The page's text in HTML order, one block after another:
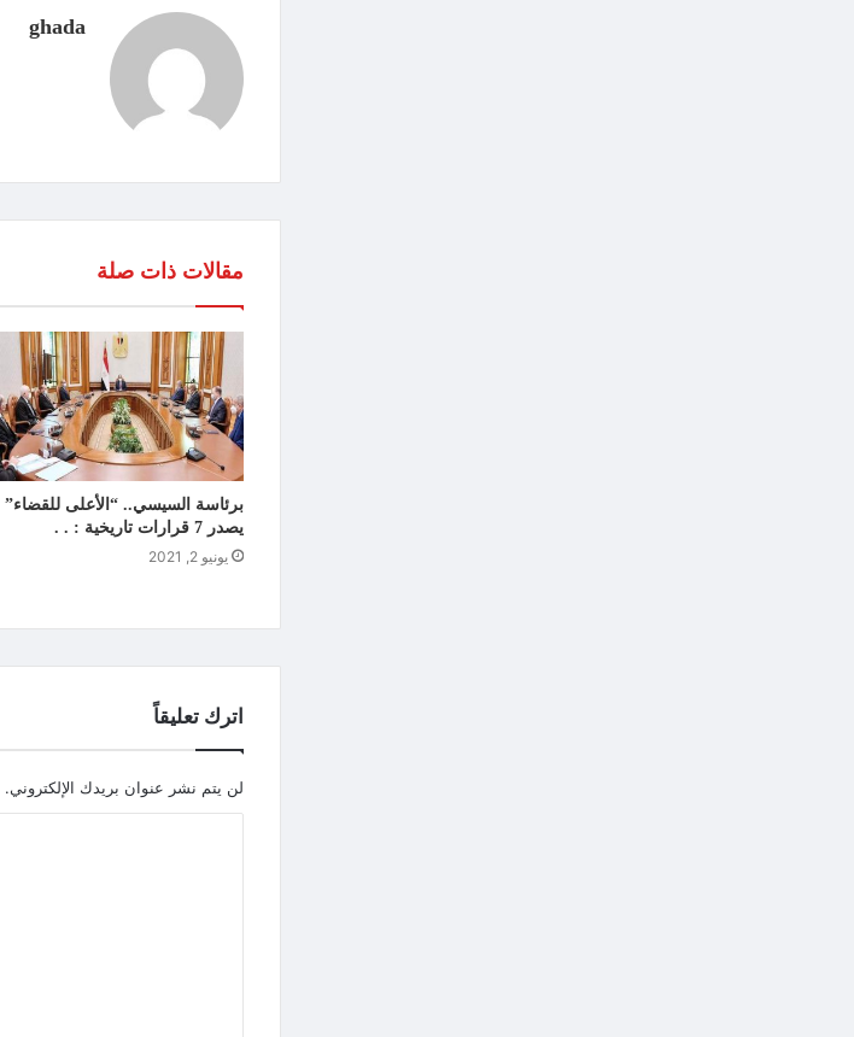
ghada
مقالات ذات صلة
برئاسة السيسي.. “الأعلى للقضاء”
يصدر 7 قرارات تاريخية : . .
يونيو 2, 2021
اترك تعليقاً
لن يتم نشر عنوان بريدك الإلكتروني.